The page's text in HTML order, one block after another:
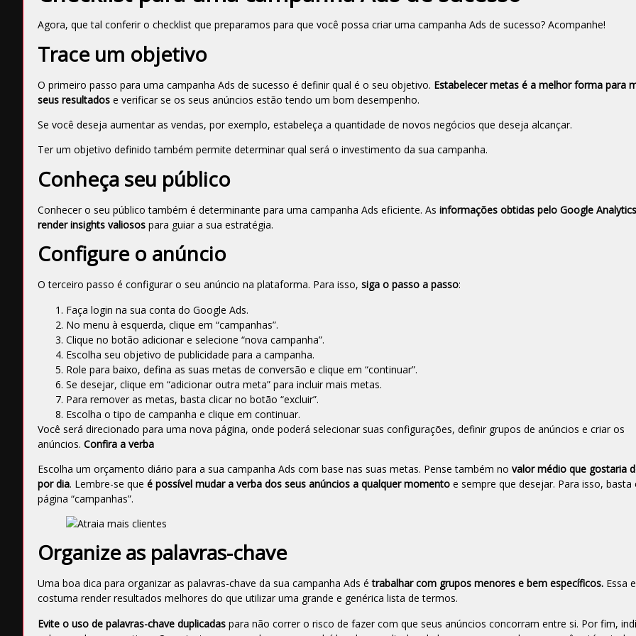
Agora, que tal conferir o checklist que preparamos para que você possa criar uma campanha Ads de sucesso? Acompanhe!
Trace um objetivo
O primeiro passo para uma campanha Ads de sucesso é definir qual é o seu objetivo. Estabelecer metas é a melhor forma para
seus resultados e verificar se os seus anúncios estão tendo um bom desempenho.
Se você deseja aumentar as vendas, por exemplo, estabeleça a quantidade de novos negócios que deseja alcançar.
Ter um objetivo definido também permite determinar qual será o investimento da sua campanha.
Conheça seu público
Conhecer o seu público também é determinante para uma campanha Ads eficiente. As informações obtidas pelo Google
render insights valiosos para guiar a sua estratégia.
Configure o anúncio
O terceiro passo é configurar o seu anúncio na plataforma. Para isso, siga o passo a passo:
Faça login na sua conta do Google Ads.
No menu à esquerda, clique em “campanhas”.
Clique no botão adicionar e selecione “nova campanha”.
Escolha seu objetivo de publicidade para a campanha.
Role para baixo, defina as suas metas de conversão e clique em “continuar”.
Se desejar, clique em “adicionar outra meta” para incluir mais metas.
Para remover as metas, basta clicar no botão “excluir”.
Escolha o tipo de campanha e clique em continuar.
Você será direcionado para uma nova página, onde poderá selecionar suas configurações, definir grupos de anúncios e criar os
anúncios. Confira a verba
Escolha um orçamento diário para a sua campanha Ads com base nas suas metas. Pense também no valor médio que gostaria
por dia. Lembre-se que é possível mudar a verba dos seus anúncios a qualquer momento e sempre que desejar. Para isso, basta
página “campanhas”.
Organize as palavras-chave
Uma boa dica para organizar as palavras-chave da sua campanha Ads é trabalhar com grupos menores e bem específicos. Essa
costuma render resultados melhores do que utilizar uma grande e genérica lista de termos.
Evite o uso de palavras-chave duplicadas para não correr o risco de fazer com que seus anúncios concorram entre si. Por fim,